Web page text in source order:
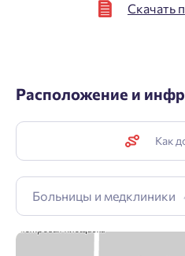
Скачать
Расположение и
Как
Больницы и медклиники